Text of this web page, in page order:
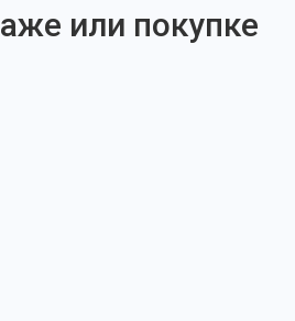
или покупке